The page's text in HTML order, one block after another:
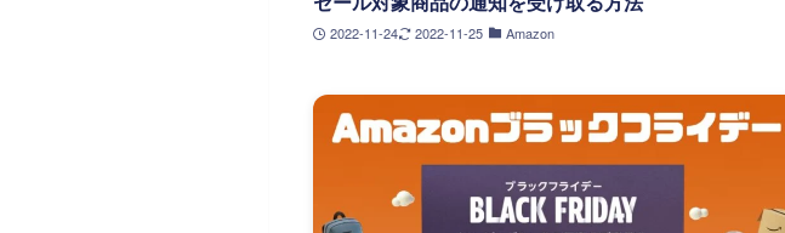
2022-11-24 2022-11-25 Amazon